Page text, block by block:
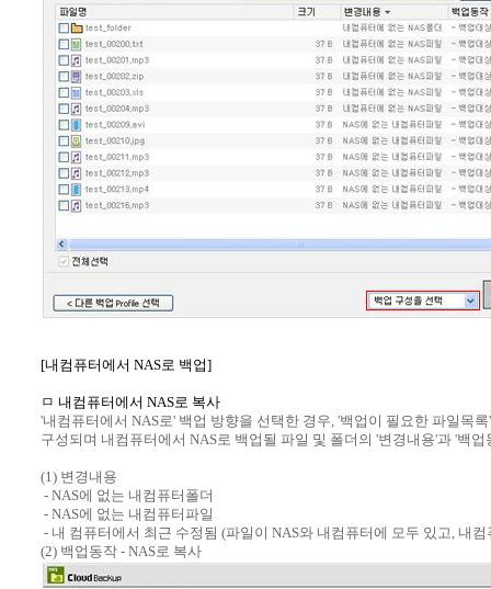
[내컴퓨터에서 NAS로 백업]
ㅁ 내컴퓨터에서 NAS로 복사
'내컴퓨터에서 NAS로' 백업 방향을 선택한 경우, '백업이 필요한 파일목
구성되며 내컴퓨터에서 NAS로 백업될 파일 및 폴더의 '변경내용'과 '백
(1) 변경내용
- NAS에 없는 내컴퓨터폴더
- NAS에 없는 내컴퓨터파일
- 내 컴퓨터에서 최근 수정됨 (파일이 NAS와 내컴퓨터에 모두 있고, 내
(2) 백업동작 - NAS로 복사